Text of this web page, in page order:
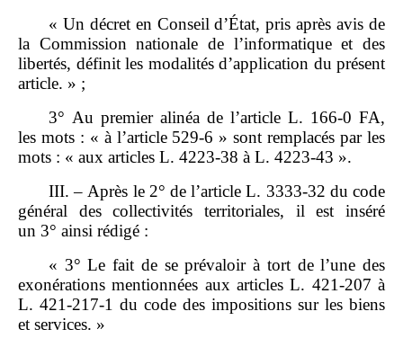
« Un décret en Conseil d’État, pris après avis de
la Commission nationale de l’informatique et des
libertés, définit les modalités d’application du présent
article. » ;
3° Au premier alinéa de l’article L. 166‑0 FA,
les mots : « à l’article 529‑6 » sont remplacés par les
mots : « aux articles L. 4223‑38 à L. 4223‑43 ».
III. – Après le 2° de l’article L. 3333‑32 du code
général des collectivités territoriales, il est inséré
un 3° ainsi rédigé :
« 3° Le fait de se prévaloir à tort de l’une des
exonérations mentionnées aux articles L. 421‑207 à
L. 421‑217‑1 du code des impositions sur les biens
et services. »